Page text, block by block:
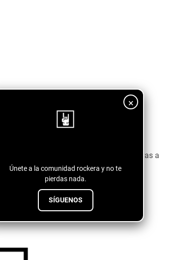
×
Únete a la comunidad rockera y no te
pierdas nada.
SÍGUENOS
te va a capturar y estoy segura que vas a
↓↓↓↓